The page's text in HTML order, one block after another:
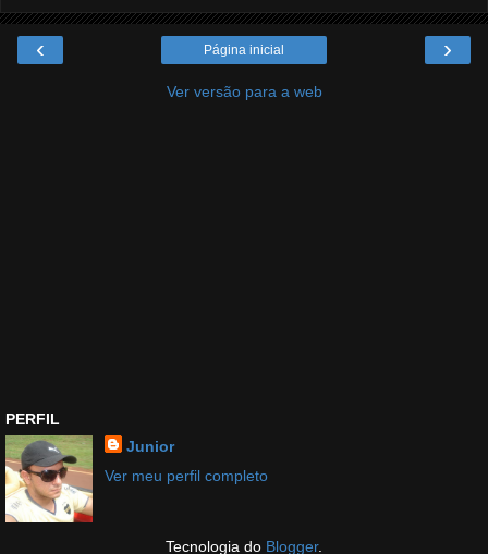
‹ ›
Página inicial
Ver versão para a web
PERFIL
Junior
Ver meu perfil completo
Tecnologia do Blogger.